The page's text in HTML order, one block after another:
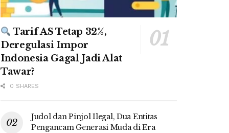
Tarif AS Tetap 32%,
Deregulasi Impor
Indonesia Gagal Jadi Alat
Tawar?
0 SHARES
Judol dan Pinjol Ilegal, Dua Entitas
Pengancam Generasi Muda di Era